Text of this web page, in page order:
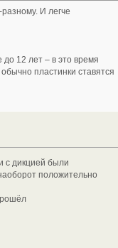
И легче
до 12 лет – в это время
пластинки ставятся
с дикцией были
положительно